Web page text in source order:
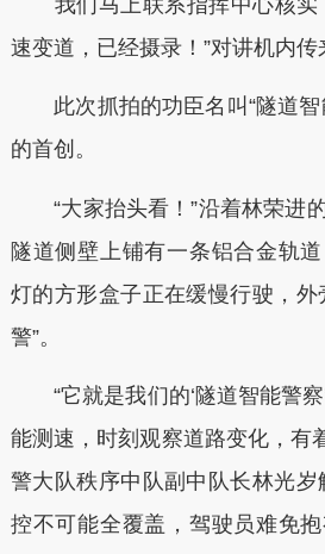
速变道，已经摄录！”对讲机内传
此次抓拍的功臣名叫“隧道智
的首创。
“大家抬头看！”沿着林荣进的
隧道侧壁上铺有一条铝合金轨
灯的方形盒子正在缓慢行驶，外
警”。
“它就是我们的‘隧道智能警察
能测速，时刻观察道路变化，有
警大队秩序中队副中队长林光岁
控不可能全覆盖，驾驶员难免